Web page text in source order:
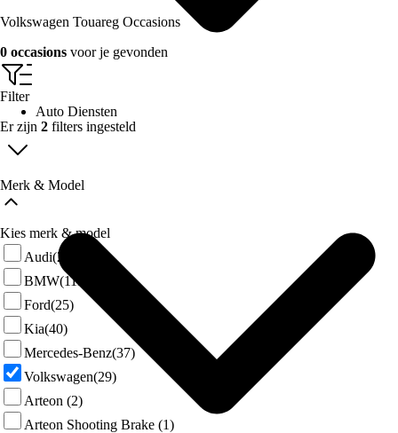
Auto Diensten
Volkswagen Touareg Occasions
0 occasions voor je gevonden
Filter
Er zijn 2 filters ingesteld
Merk & Model
Kies merk & model
Audi(29)
BMW(111)
Ford(25)
Kia(40)
Mercedes-Benz(37)
Volkswagen(29)
Arteon (2)
Arteon Shooting Brake (1)